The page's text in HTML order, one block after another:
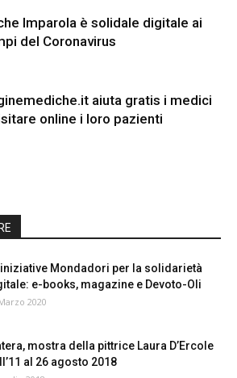
Imparola è solidale digitale ai
del Coronavirus
aiuta gratis i medici
online i loro pazienti
iniziative Mondadori per la solidarietà
e-books, magazine e Devoto-Oli
2020
mostra della pittrice Laura D’Ercole
al 26 agosto 2018